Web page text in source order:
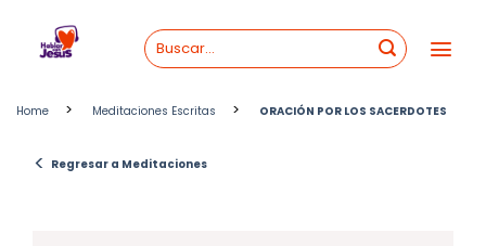
content
Home > Meditaciones Escritas > ORACIÓN POR LOS SACERDOTES
< Regresar a Meditaciones